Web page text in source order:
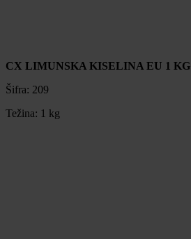
CX LIMUNSKA KISELINA EU 1 KG
Šifra: 209
Težina: 1 kg